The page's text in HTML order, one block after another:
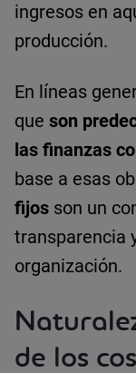
ingresos en
producción.
En líneas
que son
las finanzas
base a esas
fijos son un
transparencia
organización.
de los